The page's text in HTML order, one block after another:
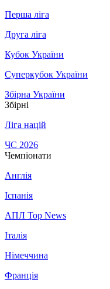
Перша ліга
Друга ліга
Кубок України
Суперкубок України
Збірна України
Збірні
Ліга націй
ЧС 2026
Чемпіонати
Англія
Іспанія
АПЛ Top News
Італія
Німеччина
Франція